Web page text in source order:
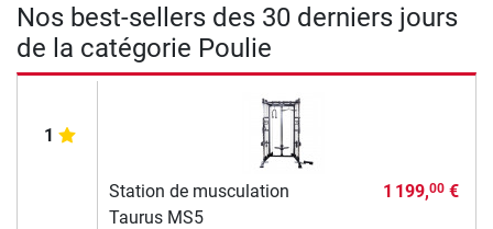
Nos best-sellers des 30 derniers jours
de la catégorie Poulie
1
Station de musculation
Taurus MS5
1 199,00€